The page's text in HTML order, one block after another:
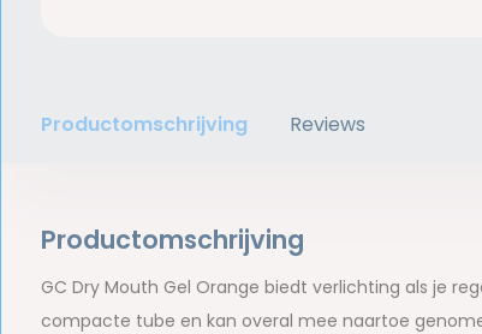
Productomschrijving Reviews
Productomschrijving
GC Dry Mouth Gel Orange biedt verlichting als je
compacte tube en kan overal mee naartoe